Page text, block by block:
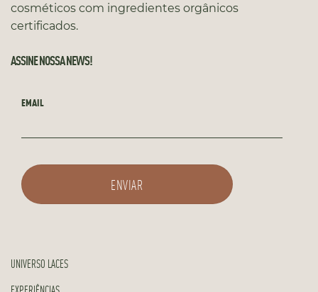
cosméticos com ingredientes orgânicos
certificados.
ASSINE NOSSA NEWS!
EMAIL
UNIVERSO LACES